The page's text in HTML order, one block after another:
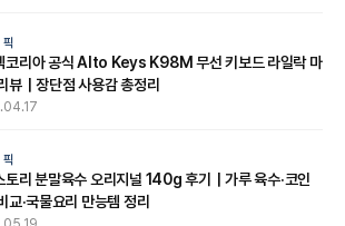
코리아 공식 Alto Keys K98M 무선 키보드 라일락 마
뷰｜장단점 사용감 총정리
토리 분말육수 오리지널 140g 후기｜가루 육수·코인
교·국물요리 만능템 정리